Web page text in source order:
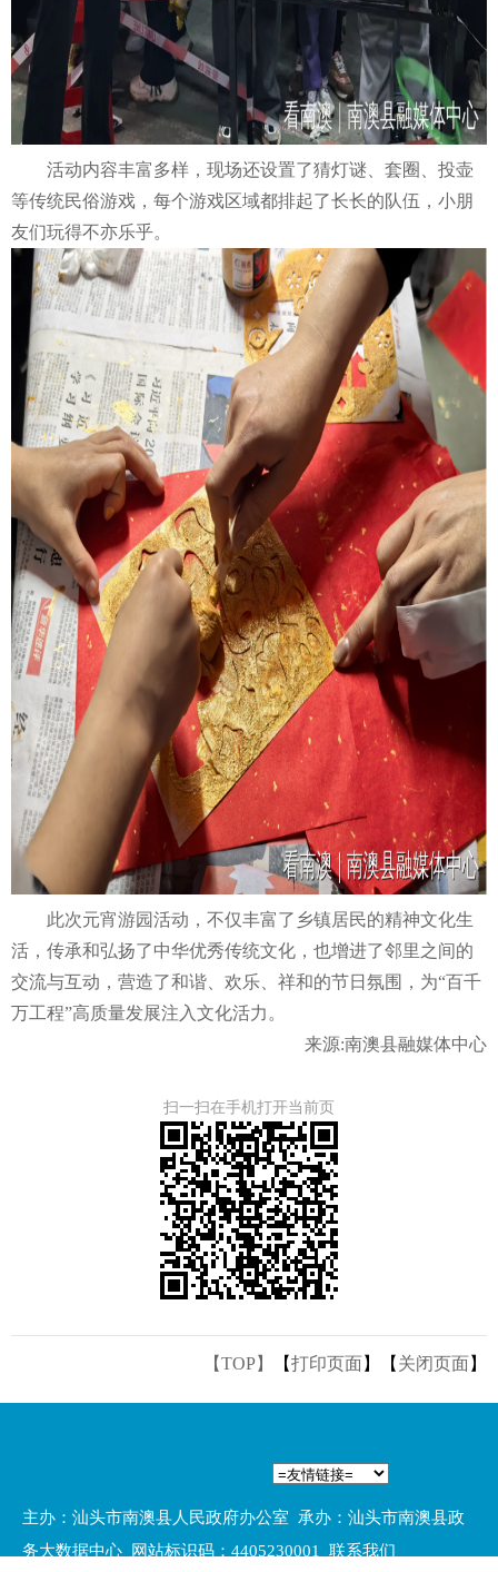
活动内容丰富多样，现场还设置了猜灯谜、套圈、投壶
等传统民俗游戏，每个游戏区域都排起了长长的队伍，小朋
友们玩得不亦乐乎。
此次元宵游园活动，不仅丰富了乡镇居民的精神文化生
活，传承和弘扬了中华优秀传统文化，也增进了邻里之间的
交流与互动，营造了和谐、欢乐、祥和的节日氛围，为“百千
万工程”高质量发展注入文化活力。
来源:南澳县融媒体中心
扫一扫在手机打开当前页
【TOP】 【打印页面】【 关闭页面】
主办：汕头市南澳县人民政府办公室 承办：汕头市南澳县政
务大数据中心 网站标识码：4405230001 联系我们